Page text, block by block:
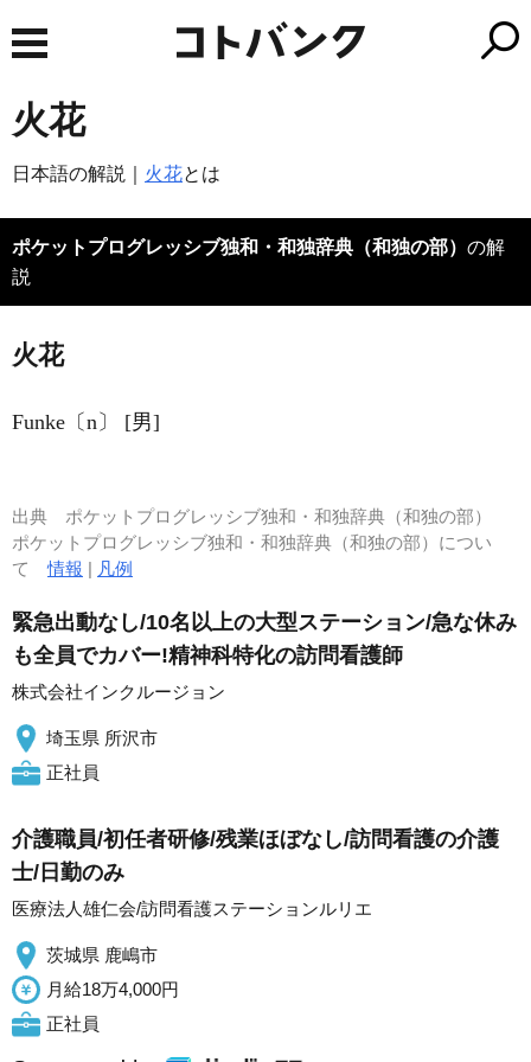
火花
日本語の解説｜ 火花とは
ポケットプログレッシブ独和・和独辞典（和独の部） の解
説
火花
Funke〔n〕 [男]
出典 ポケットプログレッシブ独和・和独辞典（和独の部）
ポケットプログレッシブ独和・和独辞典（和独の部）につい
て情報 | 凡例
緊急出動なし/10名以上の大型ステーション/急な休み
も全員でカバー!精神科特化の訪問看護師
株式会社インクルージョン
埼玉県 所沢市
正社員
介護職員/初任者研修/残業ほぼなし/訪問看護の介護
士/日勤のみ
医療法人雄仁会/訪問看護ステーションルリエ
茨城県 鹿嶋市
月給18万4,000円
正社員